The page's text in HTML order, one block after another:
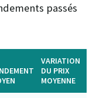
passés
VARIATION
DU PRIX
MOYENNE